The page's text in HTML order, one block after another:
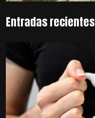
Entradas recientes